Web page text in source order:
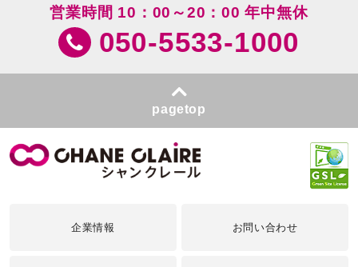
営業時間 10：00～20：00 年中無休
050-5533-1000
pagetop
企業情報 お問い合わせ